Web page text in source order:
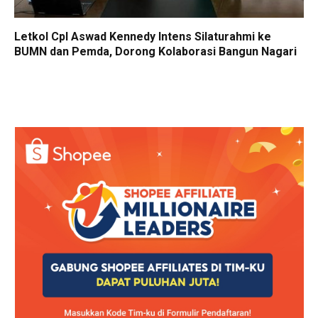
Letkol Cpl Aswad Kennedy Intens Silaturahmi ke
BUMN dan Pemda, Dorong Kolaborasi Bangun Nagari